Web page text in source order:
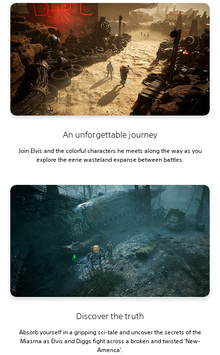
An unforgettable journey
Join Elvis and the colorful characters he meets along the way as you
explore the eerie wasteland expanse between battles.
Discover the truth
Absorb yourself in a gripping sci-tale and uncover the secrets of the
Miasma as Elvis and Diggs fight across a broken and twisted ‘New-
America’.